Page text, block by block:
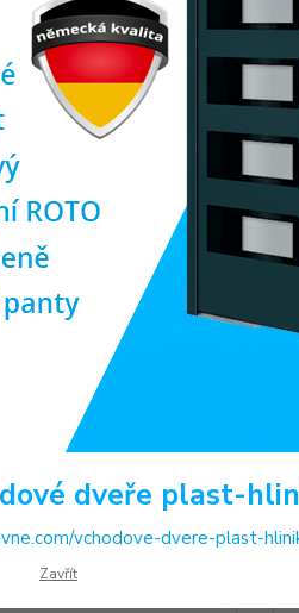
cm,
dveře plast-
vchodove-dvere-plast-
Zavřít